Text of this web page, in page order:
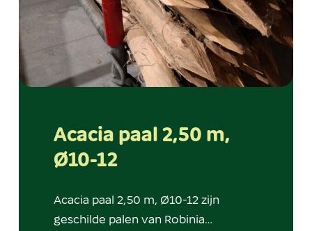
Acacia paal 2,50 m,
Ø10-12
Acacia paal 2,50 m, Ø10-12 zijn
geschilde palen van Robinia…